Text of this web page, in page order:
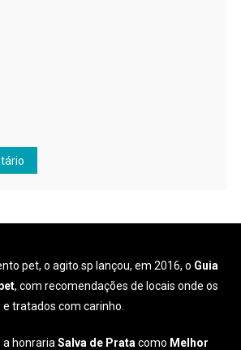
pet, o agito.sp lançou, em 2016, o Guia
, com recomendações de locais onde os
tratados com carinho.
a honrariaSalva de Prata como Melhor